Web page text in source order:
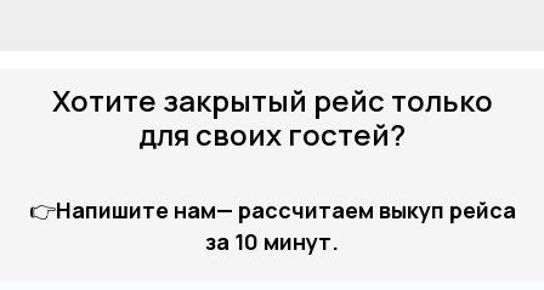
Хотите закрытый рейс только
для своих гостей?
👉Напишите нам— рассчитаем выкуп рейса
за 10 минут.